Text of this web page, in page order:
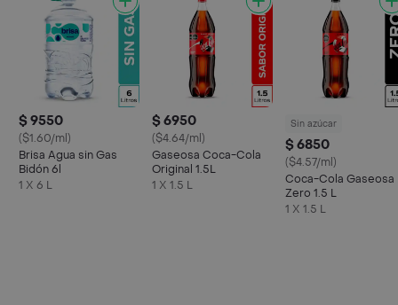
$ 9550
($1.60/ml)
Brisa Agua sin Gas
Bidón 6l
1 X 6 L
$ 6950
($4.64/ml)
Gaseosa Coca-Cola
Original 1.5L
1 X 1.5 L
Sin azúcar
$ 6850
($4.57/ml)
Coca-Cola Gaseosa
Zero 1.5 L
1 X 1.5 L